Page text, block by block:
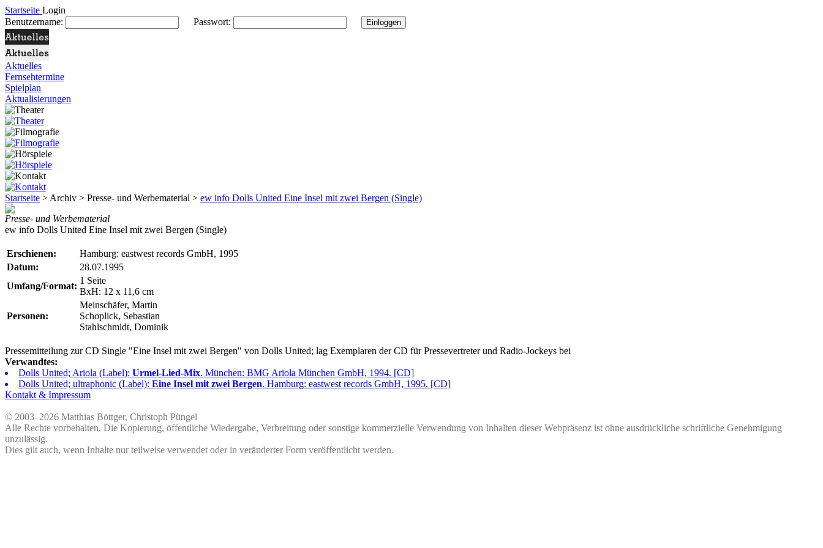
Startseite Login
Benutzername:
Passwort:
Aktuelles
Fernsehtermine
Spielplan
Aktualisierungen
Startseite > Archiv > Presse- und Werbematerial > ew info Dolls United Eine Insel mit zwei Bergen (Single)
Presse- und Werbematerial
ew info Dolls United Eine Insel mit zwei Bergen (Single)
Erschienen:
Hamburg: eastwest records GmbH, 1995
Datum:
28.07.1995
Umfang/Format:
1 Seite
BxH: 12 x 11,6 cm
Personen:
Meinschäfer, Martin
Schoplick, Sebastian
Stahlschmidt, Dominik
Pressemitteilung zur CD Single "Eine Insel mit zwei Bergen" von Dolls United; lag Exemplaren der CD für Pressevertreter und Radio-Jockeys bei
Verwandtes:
Dolls United; Ariola (Label): Urmel-Lied-Mix. München: BMG Ariola München GmbH, 1994. [CD]
Dolls United; ultraphonic (Label): Eine Insel mit zwei Bergen. Hamburg: eastwest records GmbH, 1995. [CD]
Kontakt & Impressum
© 2003–2026 Matthias Böttger, Christoph Püngel
Alle Rechte vorbehalten. Die Kopierung, öffentliche Wiedergabe, Verbreitung oder sonstige kommerzielle Verwendung von Inhalten dieser Webpräsenz ist ohne ausdrückliche schriftliche Genehmigung
unzulässig.
Dies gilt auch, wenn Inhalte nur teilweise verwendet oder in veränderter Form veröffentlicht werden.